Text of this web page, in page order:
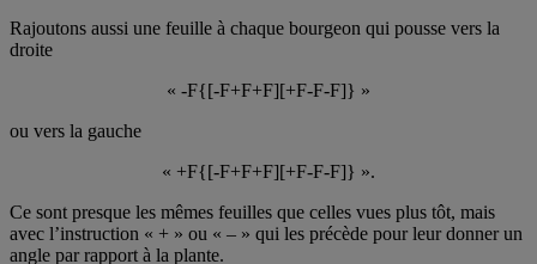
Rajoutons aussi une feuille à chaque bourgeon qui pousse vers la
droite
« -F{[-F+F+F][+F-F-F]} »
ou vers la gauche
« +F{[-F+F+F][+F-F-F]} ».
Ce sont presque les mêmes feuilles que celles vues plus tôt, mais
avec l’instruction « + » ou « – » qui les précède pour leur donner un
angle par rapport à la plante.